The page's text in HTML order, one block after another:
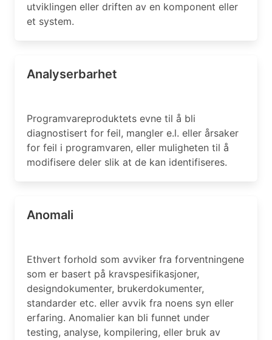
utviklingen eller driften av en komponent eller
et system.
Analyserbarhet
Programvareproduktets evne til å bli
diagnostisert for feil, mangler e.l. eller årsaker
for feil i programvaren, eller muligheten til å
modifisere deler slik at de kan identifiseres.
Anomali
Ethvert forhold som avviker fra forventningene
som er basert på kravspesifikasjoner,
designdokumenter, brukerdokumenter,
standarder etc. eller avvik fra noens syn eller
erfaring. Anomalier kan bli funnet under
testing, analyse, kompilering, eller bruk av